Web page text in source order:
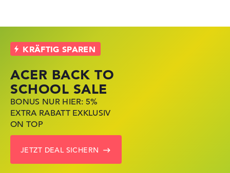
ACER BACK TO
SCHOOL SALE
BONUS NUR HIER: 5%
EXTRA RABATT EXKLUSIV
ON TOP
JETZT DEAL SICHERN
HP STORE SSV
DEALS
JETZT ZUGREIFEN:
NOTEBOOKS BEI HP KRÄFTIG
REDUZIERT
ZU DEN HP ANGEBOTEN
LENOVO LAPTOP
DEALS
NOTEBOOKS BEI LENOVO
JETZT KRÄFTIG REDUZIERT